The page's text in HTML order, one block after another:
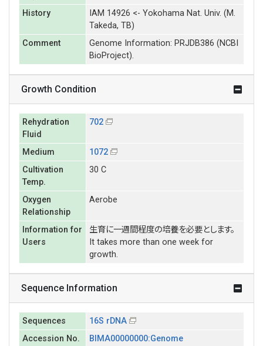
History
IAM 14926 <- Yokohama Nat. Univ. (M.
Takeda, TB)
Comment
Genome Information: PRJDB386 (NCBI
BioProject).
Growth Condition
Rehydration
Fluid
702
Medium
1072
Cultivation
Temp.
30 C
Oxygen
Relationship
Aerobe
Information for
Users
生育に一週間程度の培養を必要とします。
It takes more than one week for
growth.
Sequence Information
Sequences
16S rDNA
Accession No.
BIMA00000000:Genome